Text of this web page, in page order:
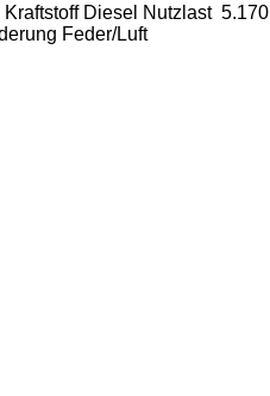
Kraftstoff Diesel Nutzlast 5.170
Feder/Luft